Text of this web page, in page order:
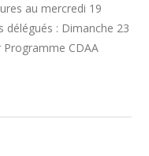
au mercredi 19
délégués : Dimanche 23
CDAA